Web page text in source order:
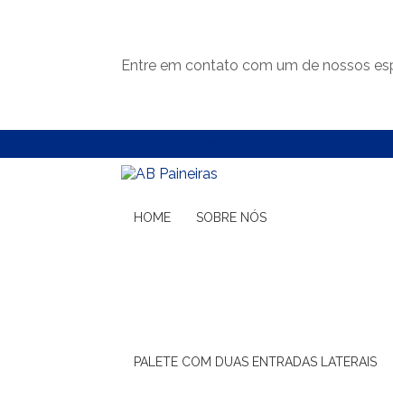
Entre em contato com um de nossos
HOME SOBRE NÓS
PALETE COM DUAS ENTRADAS LATERAIS